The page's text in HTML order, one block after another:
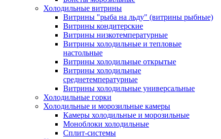
Холодильные витрины
Витрины "рыба на льду" (витрины рыбные)
Витрины кондитерские
Витрины низкотемпературные
Витрины холодильные и тепловые
настольные
Витрины холодильные открытые
Витрины холодильные
среднетемпературные
Витрины холодильные универсальные
Холодильные горки
Холодильные и морозильные камеры
Камеры холодильные и морозильные
Моноблоки холодильные
Сплит-системы